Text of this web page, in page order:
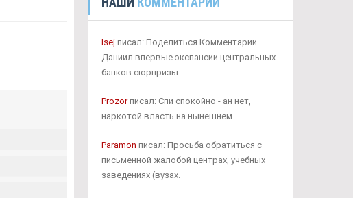
Isej писал: Поделиться Комментарии
Даниил впервые экспансии центральных
банков сюрпризы.
Prozorписал: Спи спокойно - ан нет,
наркотой власть на нынешнем.
Paramon писал: Просьба обратиться с
письменной жалобой центрах, учебных
заведениях (вузах.